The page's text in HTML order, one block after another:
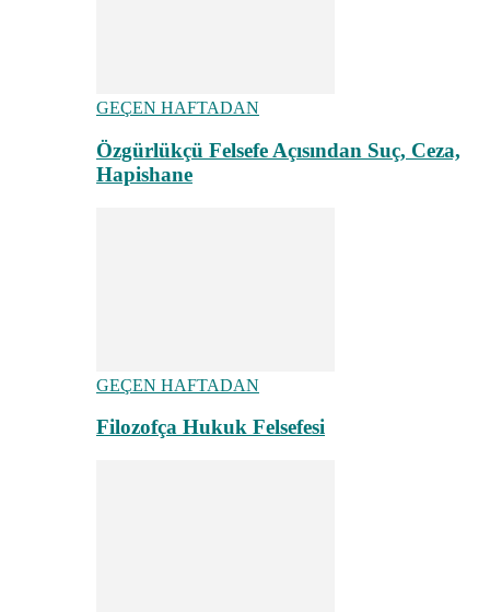
GEÇEN HAFTADAN
Özgürlükçü Felsefe Açısından Suç, Ceza,
Hapishane
GEÇEN HAFTADAN
Filozofça Hukuk Felsefesi